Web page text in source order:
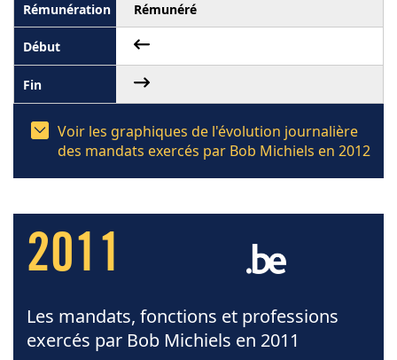
Rémunéré
Voir les graphiques de l'évolution journalière
des mandats exercés par Bob Michiels en 2012
2011
Les mandats, fonctions et professions
exercés par Bob Michiels en 2011